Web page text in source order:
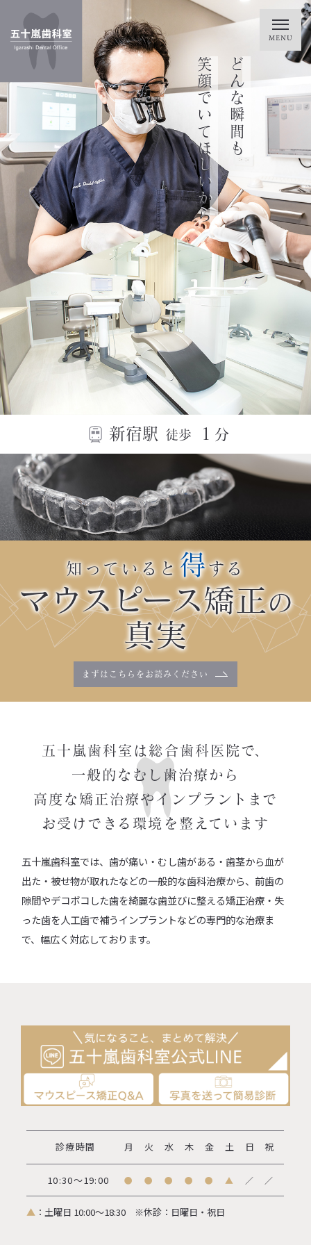
一生涯、お口の
トラブルに悩まず
笑って過ごせるように
新宿駅 徒歩 １ 分
知っていると 得する
マウスピース矯正の
真実
まずはこちらを お読みください
五十嵐歯科室は総合歯科医院で、
一般的なむし歯治療から
高度な矯正治療やインプラントまで
お受けできる環境を整えています
五十嵐歯科室では、歯が痛い・むし歯がある・歯茎から血が
出た・被せ物が取れたなどの一般的な歯科治療から、前歯の
隙間やデコボコした歯を綺麗な歯並びに整える矯正治療・失
った歯を人工歯で補うインプラントなどの専門的な治療ま
で、幅広く対応しております。
診療時間 月 火 水 木 金 土 日 祝
10:30～19:00 ● ● ● ● ● ▲ ／ ／
▲ ：土曜日 10:00～18:30 ※休診：日曜日・祝日